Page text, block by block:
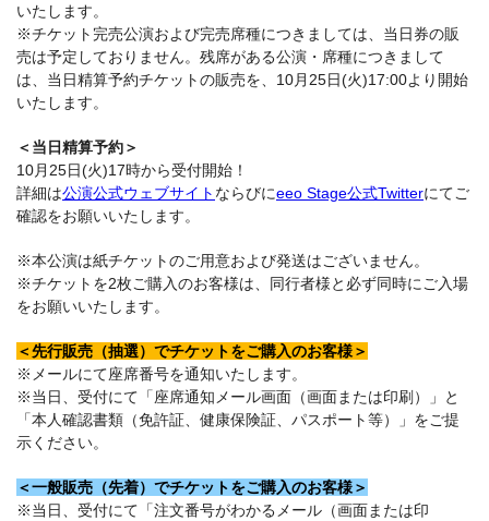
いたします。
※チケット完売公演および完売席種につきましては、当日券の販
売は予定しておりません。残席がある公演・席種につきまして
は、当日精算予約チケットの販売を、10月25日(火)17:00より開始
いたします。
＜当日精算予約＞
10月25日(火)17時から受付開始！
詳細は公演公式ウェブサイト ならびにeeo Stage公式Twitterにてご
確認をお願いいたします。
※本公演は紙チケットのご用意および発送はございません。
※チケットを2枚ご購入のお客様は、同行者様と必ず同時にご入場
をお願いいたします。
＜先行販売（抽選）でチケットをご購入のお客様＞
※メールにて座席番号を通知いたします。
※当日、受付にて「座席通知メール画面（画面または印刷）」と
「本人確認書類（免許証、健康保険証、パスポート等）」をご提
示ください。
＜一般販売（先着）でチケットをご購入のお客様＞
※当日、受付にて「注文番号がわかるメール（画面または印